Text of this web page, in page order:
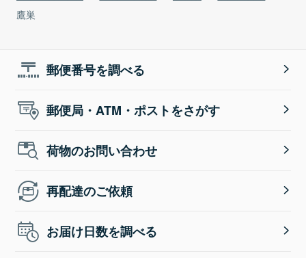
鷹巣
郵便番号を調べる
郵便局・ATM・ポストをさがす
荷物のお問い合わせ
再配達のご依頼
お届け日数を調べる